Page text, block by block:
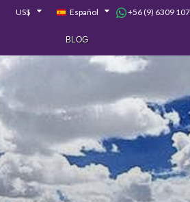
US$ Español +56 (9) 6309
BLOG